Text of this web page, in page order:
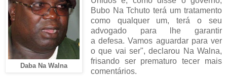
Daba Na Walna
Bubo Na Tchuto terá um tratamento
como qualquer um, terá o seu
advogado para lhe garantir
adefesa. Vamos aguardar para ver
o que vai ser", declarou Na Walna,
frisando ser prematuro tecer mais
comentários.